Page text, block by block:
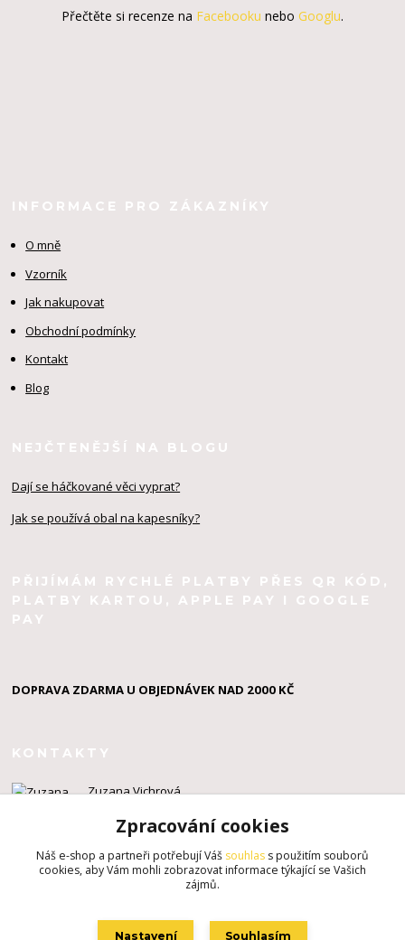
Přečtěte si recenze na Facebooku nebo Googlu.
INFORMACE PRO ZÁKAZNÍKY
O mně
Vzorník
Jak nakupovat
Obchodní podmínky
Kontakt
Blog
NEJČTENĚJŠÍ NA BLOGU
Dají se háčkované věci vyprat?
Jak se používá obal na kapesníky?
PŘIJÍMÁM RYCHLÉ PLATBY PŘES QR KÓD,
PLATBY KARTOU, APPLE PAY I GOOGLE
PAY
DOPRAVA ZDARMA U OBJEDNÁVEK NAD 2000 KČ
KONTAKTY
Zuzana Vichrová
info@zuzahackuje.cz
Zpracování cookies
Náš e-shop a partneři potřebují Váš souhlas s použitím souborů
cookies, aby Vám mohli zobrazovat informace týkající se Vašich
zájmů.
Nastavení Souhlasím